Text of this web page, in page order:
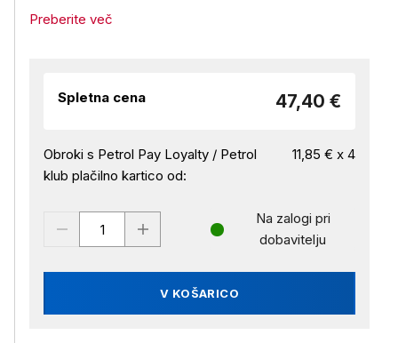
Preberite več
Spletna cena 47,40 €
Obroki s Petrol Pay Loyalty / Petrol
klub plačilno kartico od:
11,85 € x 4
V KOŠARICO
Na zalogi pri
dobavitelju